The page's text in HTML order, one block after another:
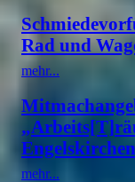
Rad und
mehr...
Engelskirchen
mehr...